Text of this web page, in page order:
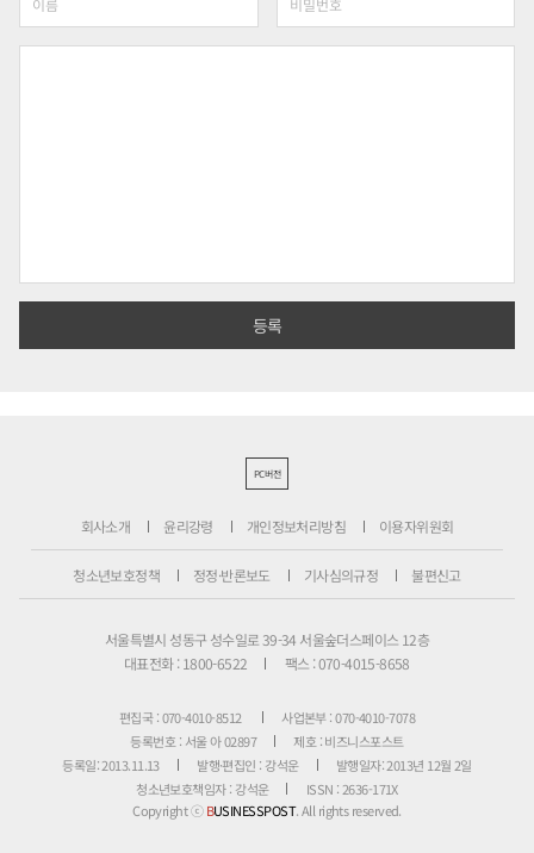
PC버전
회사소개 윤리강령 개인정보처리방침 이용자위원회
청소년보호정책 정정·반론보도 기사심의규정 불편신고
서울특별시 성동구 성수일로 39-34 서울숲더스페이스 12층
대표전화 : 1800-6522
팩스 : 070-4015-8658
편집국 : 070-4010-8512
사업본부 : 070-4010-7078
등록번호 : 서울 아 02897
제호 : 비즈니스포스트
등록일: 2013.11.13
발행·편집인 : 강석운
발행일자: 2013년 12월 2일
청소년보호책임자 : 강석운
ISSN : 2636-171X
Copyright ⓒBUSINESSPOST. All rights reserved.